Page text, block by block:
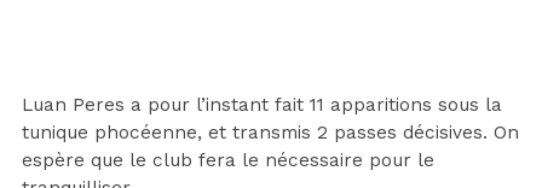
Luan Peres a pour l’instant fait 11 apparitions sous la
tunique phocéenne, et transmis 2 passes décisives. On
espère que le club fera le nécessaire pour le